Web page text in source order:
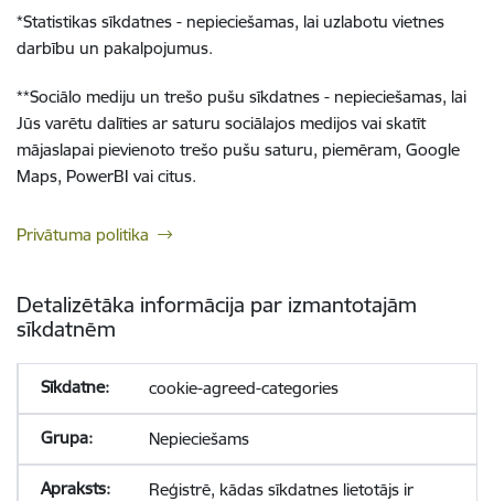
*Statistikas sīkdatnes - nepieciešamas, lai uzlabotu vietnes
darbību un pakalpojumus.
**Sociālo mediju un trešo pušu sīkdatnes - nepieciešamas, lai
Jūs varētu dalīties ar saturu sociālajos medijos vai skatīt
mājaslapai pievienoto trešo pušu saturu, piemēram, Google
Maps, PowerBI vai citus.
Privātuma politika
Detalizētāka informācija par izmantotajām
sīkdatnēm
cookie-agreed-categories
Nepieciešams
Reģistrē, kādas sīkdatnes lietotājs ir